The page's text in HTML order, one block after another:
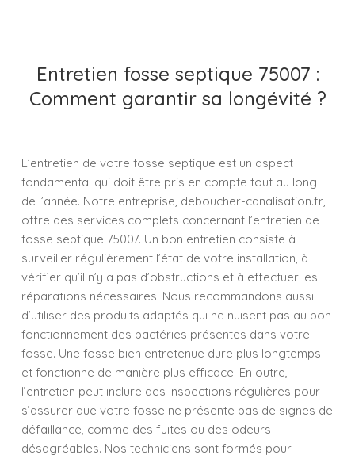
Entretien fosse septique 75007 :
Comment garantir sa longévité ?
L’entretien de votre fosse septique est un aspect
fondamental qui doit être pris en compte tout au long
de l’année. Notre entreprise, deboucher-canalisation.fr,
offre des services complets concernant l’entretien de
fosse septique 75007. Un bon entretien consiste à
surveiller régulièrement l’état de votre installation, à
vérifier qu’il n’y a pas d’obstructions et à effectuer les
réparations nécessaires. Nous recommandons aussi
d’utiliser des produits adaptés qui ne nuisent pas au bon
fonctionnement des bactéries présentes dans votre
fosse. Une fosse bien entretenue dure plus longtemps
et fonctionne de manière plus efficace. En outre,
l’entretien peut inclure des inspections régulières pour
s’assurer que votre fosse ne présente pas de signes de
défaillance, comme des fuites ou des odeurs
désagréables. Nos techniciens sont formés pour